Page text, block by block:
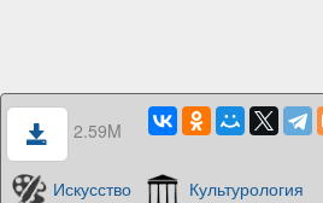
2.59M
Искусство Культурология